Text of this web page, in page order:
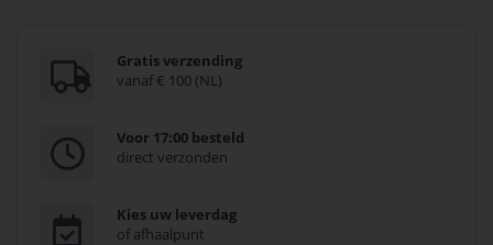
Gratis verzending
vanaf € 100 (NL)
Voor 17:00 besteld
direct verzonden
Kies uw leverdag
of afhaalpunt